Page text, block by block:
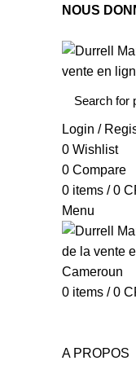
NOUS
Login /
0 Wishlist
0 Compare
0 items / 0
Menu
0 items / 0
A PROPOS